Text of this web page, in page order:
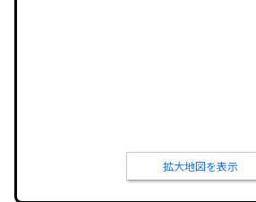
拡大地図を表示